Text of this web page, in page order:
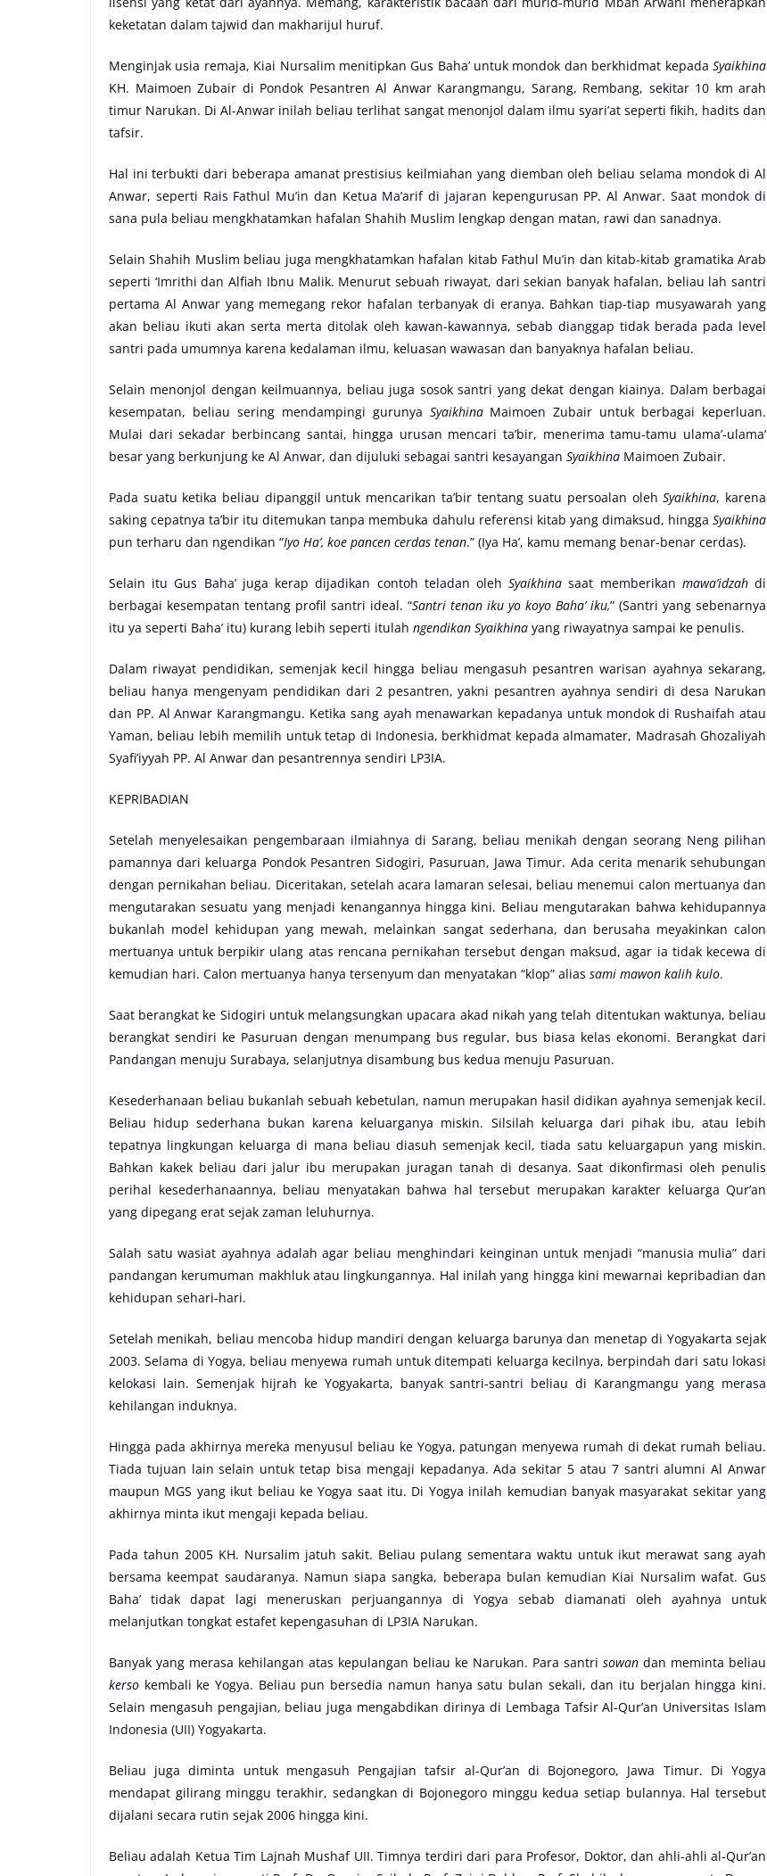
keketatan dalam tajwid dan makharijul huruf.
Menginjak usia remaja, Kiai Nursalim menitipkan Gus Baha’ untuk mondok dan berkhidmat kepada Syaikhina
KH. Maimoen Zubair di Pondok Pesantren Al Anwar Karangmangu, Sarang, Rembang, sekitar 10 km arah
timur Narukan. Di Al-Anwar inilah beliau terlihat sangat menonjol dalam ilmu syari’at seperti fikih, hadits dan
tafsir.
Hal ini terbukti dari beberapa amanat prestisius keilmiahan yang diemban oleh beliau selama mondok di Al
Anwar, seperti Rais Fathul Mu’in dan Ketua Ma’arif di jajaran kepengurusan PP. Al Anwar. Saat mondok di
sana pula beliau mengkhatamkan hafalan Shahih Muslim lengkap dengan matan, rawi dan sanadnya.
Selain Shahih Muslim beliau juga mengkhatamkan hafalan kitab Fathul Mu’in dan kitab-kitab gramatika Arab
seperti ‘Imrithi dan Alfiah Ibnu Malik. Menurut sebuah riwayat, dari sekian banyak hafalan, beliau lah santri
pertama Al Anwar yang memegang rekor hafalan terbanyak di eranya. Bahkan tiap-tiap musyawarah yang
akan beliau ikuti akan serta merta ditolak oleh kawan-kawannya, sebab dianggap tidak berada pada level
santri pada umumnya karena kedalaman ilmu, keluasan wawasan dan banyaknya hafalan beliau.
Selain menonjol dengan keilmuannya, beliau juga sosok santri yang dekat dengan kiainya. Dalam berbagai
kesempatan, beliau sering mendampingi gurunya SyaikhinaMaimoen Zubair untuk berbagai keperluan.
Mulai dari sekadar berbincang santai, hingga urusan mencari ta’bir, menerima tamu-tamu ulama’-ulama’
besar yang berkunjung ke Al Anwar, dan dijuluki sebagai santri kesayangan Syaikhina Maimoen Zubair.
Pada suatu ketika beliau dipanggil untuk mencarikan ta’bir tentang suatu persoalan olehSyaikhina, karena
saking cepatnya ta’bir itu ditemukan tanpa membuka dahulu referensi kitab yang dimaksud, hingga Syaikhina
pun terharu dan ngendikan “Iyo Ha’, koe pancen cerdas tenan.” (Iya Ha’, kamu memang benar-benar cerdas).
Selain itu Gus Baha’ juga kerap dijadikan contoh teladan olehSyaikhina saat memberikan mawa’idzahdi
berbagai kesempatan tentang profil santri ideal. “Santri tenan iku yo koyo Baha’ iku,” (Santri yang sebenarnya
itu ya seperti Baha’ itu) kurang lebih seperti itulah ngendikan Syaikhina yang riwayatnya sampai ke penulis.
Dalam riwayat pendidikan, semenjak kecil hingga beliau mengasuh pesantren warisan ayahnya sekarang,
beliau hanya mengenyam pendidikan dari 2 pesantren, yakni pesantren ayahnya sendiri di desa Narukan
dan PP. Al Anwar Karangmangu. Ketika sang ayah menawarkan kepadanya untuk mondok di Rushaifah atau
Yaman, beliau lebih memilih untuk tetap di Indonesia, berkhidmat kepada almamater, Madrasah Ghozaliyah
Syafi’iyyah PP. Al Anwar dan pesantrennya sendiri LP3IA.
KEPRIBADIAN
Setelah menyelesaikan pengembaraan ilmiahnya di Sarang, beliau menikah dengan seorang Neng pilihan
pamannya dari keluarga Pondok Pesantren Sidogiri, Pasuruan, Jawa Timur. Ada cerita menarik sehubungan
dengan pernikahan beliau. Diceritakan, setelah acara lamaran selesai, beliau menemui calon mertuanya dan
mengutarakan sesuatu yang menjadi kenangannya hingga kini. Beliau mengutarakan bahwa kehidupannya
bukanlah model kehidupan yang mewah, melainkan sangat sederhana, dan berusaha meyakinkan calon
mertuanya untuk berpikir ulang atas rencana pernikahan tersebut dengan maksud, agar ia tidak kecewa di
kemudian hari. Calon mertuanya hanya tersenyum dan menyatakan “klop” alias sami mawon kalih kulo.
Saat berangkat ke Sidogiri untuk melangsungkan upacara akad nikah yang telah ditentukan waktunya, beliau
berangkat sendiri ke Pasuruan dengan menumpang bus regular, bus biasa kelas ekonomi. Berangkat dari
Pandangan menuju Surabaya, selanjutnya disambung bus kedua menuju Pasuruan.
Kesederhanaan beliau bukanlah sebuah kebetulan, namun merupakan hasil didikan ayahnya semenjak kecil.
Beliau hidup sederhana bukan karena keluarganya miskin. Silsilah keluarga dari pihak ibu, atau lebih
tepatnya lingkungan keluarga di mana beliau diasuh semenjak kecil, tiada satu keluargapun yang miskin.
Bahkan kakek beliau dari jalur ibu merupakan juragan tanah di desanya. Saat dikonfirmasi oleh penulis
perihal kesederhanaannya, beliau menyatakan bahwa hal tersebut merupakan karakter keluarga Qur’an
yang dipegang erat sejak zaman leluhurnya.
Salah satu wasiat ayahnya adalah agar beliau menghindari keinginan untuk menjadi “manusia mulia” dari
pandangan kerumuman makhluk atau lingkungannya. Hal inilah yang hingga kini mewarnai kepribadian dan
kehidupan sehari-hari.
Setelah menikah, beliau mencoba hidup mandiri dengan keluarga barunya dan menetap di Yogyakarta sejak
2003. Selama di Yogya, beliau menyewa rumah untuk ditempati keluarga kecilnya, berpindah dari satu lokasi
kelokasi lain. Semenjak hijrah ke Yogyakarta, banyak santri-santri beliau di Karangmangu yang merasa
kehilangan induknya.
Hingga pada akhirnya mereka menyusul beliau ke Yogya, patungan menyewa rumah di dekat rumah beliau.
Tiada tujuan lain selain untuk tetap bisa mengaji kepadanya. Ada sekitar 5 atau 7 santri alumni Al Anwar
maupun MGS yang ikut beliau ke Yogya saat itu. Di Yogya inilah kemudian banyak masyarakat sekitar yang
akhirnya minta ikut mengaji kepada beliau.
Pada tahun 2005 KH. Nursalim jatuh sakit. Beliau pulang sementara waktu untuk ikut merawat sang ayah
bersama keempat saudaranya. Namun siapa sangka, beberapa bulan kemudian Kiai Nursalim wafat. Gus
Baha’ tidak dapat lagi meneruskan perjuangannya di Yogya sebab diamanati oleh ayahnya untuk
melanjutkan tongkat estafet kepengasuhan di LP3IA Narukan.
Banyak yang merasa kehilangan atas kepulangan beliau ke Narukan. Para santri sowan dan meminta beliau
kerso kembali ke Yogya. Beliau pun bersedia namun hanya satu bulan sekali, dan itu berjalan hingga kini.
Selain mengasuh pengajian, beliau juga mengabdikan dirinya di Lembaga Tafsir Al-Qur’an Universitas Islam
Indonesia (UII) Yogyakarta.
Beliau juga diminta untuk mengasuh Pengajian tafsir al-Qur’an di Bojonegoro, Jawa Timur. Di Yogya
mendapat gilirang minggu terakhir, sedangkan di Bojonegoro minggu kedua setiap bulannya. Hal tersebut
dijalani secara rutin sejak 2006 hingga kini.
Beliau adalah Ketua Tim Lajnah Mushaf UII. Timnya terdiri dari para Profesor, Doktor, dan ahli-ahli al-Qur’an